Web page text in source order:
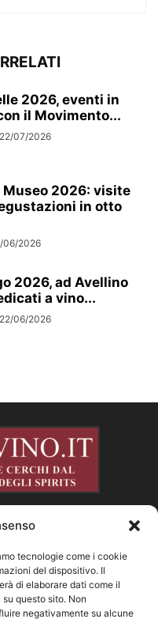
2026, eventi in
il Movimento...
22/07/2026
2026: visite
in otto
06/2026
2026, ad Avellino
a vino...
22/06/2026
tecnologie come i cookie
del dispositivo. Il
di elaborare dati come il
questo sito. Non
negativamente su alcune